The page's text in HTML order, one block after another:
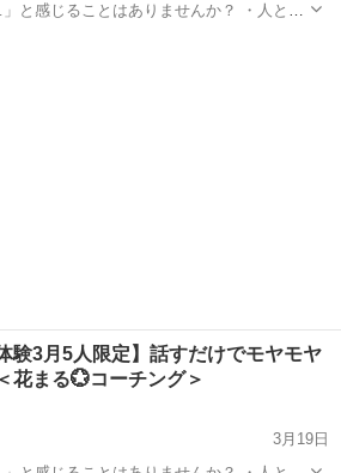
じることはありませんか？ ・人との
験3月5人限定】話すだけでモヤモヤ
花まる💮コーチング＞
3月19日